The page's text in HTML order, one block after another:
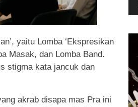
yaitu Lomba ‘Ekspresikan
Masak, dan Lomba Band.
stigma kata jancuk dan
akrab disapa mas Pra ini